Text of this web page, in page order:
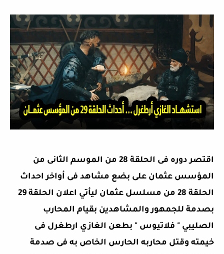
اقتصر دوره فى الحلقة 28 من الموسم الثانى من
المؤسس عثمان على بضع مشاهد فى أواخر احداث
الحلقة 28 من مسلسل عثمان ليأتي اعلان الحلقة 29
بصدمة للجمهور والمشاهدين بقيام المحارب
الصليبي " فلاتيوس " بطعن الغازي ارطغرل فى
خيمته وقتل محاربه الحارس الخاص به فى صدمة